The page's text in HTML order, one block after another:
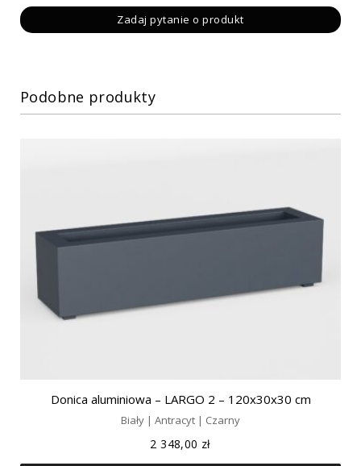
Podobne produkty
Donica aluminiowa – LARGO 2 – 120x30x30 cm
Biały | Antracyt | Czarny
2 348,00 zł